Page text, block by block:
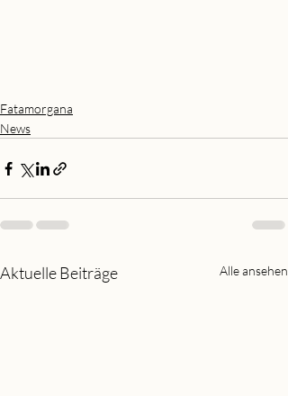
Fatamorgana
News
Aktuelle Beiträge Alle ansehen